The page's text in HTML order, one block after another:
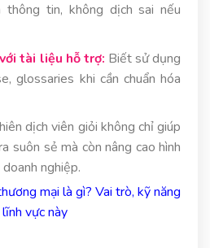
thông tin, không dịch sai nếu
tài liệu hỗ trợ: Biết sử dụng
glossaries khi cần chuẩn hóa
dịch viên giỏi không chỉ giúp
suôn sẻ mà còn nâng cao hình
nghiệp.
mại là gì? Vai trò, kỹ năng
vực này